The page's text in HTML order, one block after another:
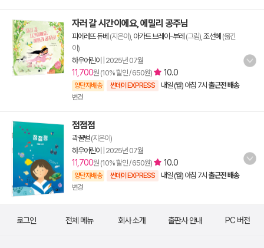
자러 갈 시간이에요, 에밀리 공주님
피에레뜨 듀베 (지은이), 아가트 브레이-부레 (그림), 조선혜 (옮긴
이)
하우어린이
2025년 07월
11,700원 (10% 할인 / 650원) 10.0
양탄자배송 썬데이 EXPRESS 내일 (월) 아침 7시 출근전 배송
변경
점점점
곽꿀벌 (지은이)
하우어린이
2025년 07월
11,700원 (10% 할인 / 650원) 10.0
양탄자배송 썬데이 EXPRESS 내일 (월) 아침 7시 출근전 배송
변경
로그인 전체 메뉴 회사 소개 출판사 안내 PC 버전